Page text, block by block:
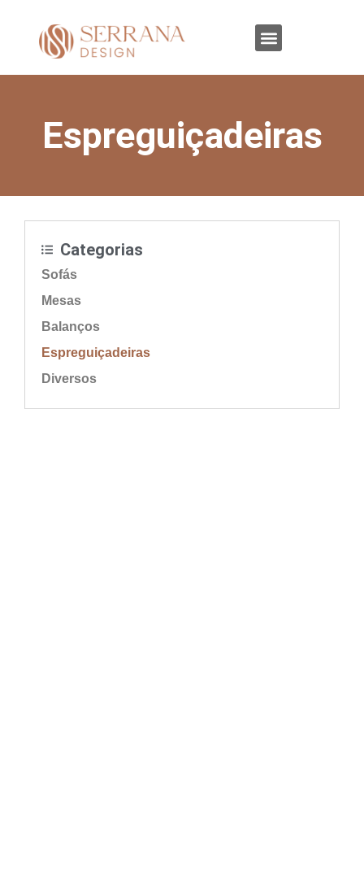
Espreguiçadeiras
Categorias
Sofás
Mesas
Balanços
Espreguiçadeiras
Diversos